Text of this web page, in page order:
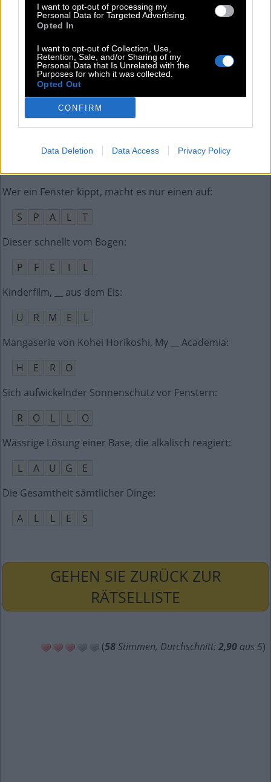
I want to opt-out of processing my
Personal Data for Targeted Advertising.
Opted In
I want to opt-out of Collection, Use,
Retention, Sale, and/or Sharing of my
Personal Data that Is Unrelated with the
Purposes for which it was collected.
Opted Out
CONFIRM
Data Deletion Data Access Privacy Policy
O
L
U L
A
Dresche, Haue:
R U E G E
L
Wer ein Fenster kippt, macht es nur einen auf:
S
P A L
T
Dieser schnellt vom Bogen:
P
F E I
L
Kinderfilm, __ aus dem Eis:
U
R M E
L
Mangaserie von Kohei Horikoshi, My __ Academia:
H
E R
O
Sich aufwickelnder Sonnenschutz vor Fenstern:
R
O L L
O
Wässrige Lösung einer Base, die alkalisch reagiert:
L
A U G
E
Die Gesamtheit sämtlicher Dinge:
A
L L E S
GEHEN SIE ZURÜCK ZUR
RÄTSELLISTE
(58Stimmen, Durchschnitt: 2,90 aus 5)